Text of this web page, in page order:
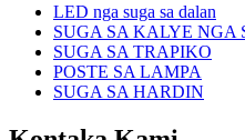
LED nga suga sa dalan
SUGA SA KALYE NGA
SUGA SA TRAPIKO
POSTE SA LAMPA
SUGA SA HARDIN